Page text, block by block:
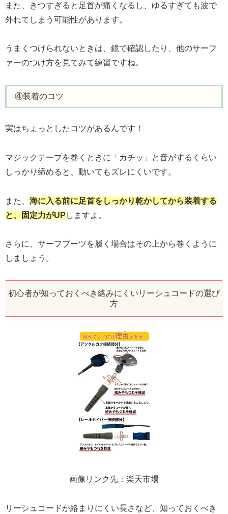
また、きつすぎると足首が痛くなるし、ゆるすぎても波で
外れてしまう可能性があります。
うまくつけられないときは、鏡で確認したり、他のサーフ
ァーのつけ方を見てみて練習ですね。
④装着のコツ
実はちょっとしたコツがあるんです！
マジックテープを巻くときに「カチッ」と音がするくらい
しっかり締めると、動いてもズレにくいです。
また、 海に入る前に足首をしっかり乾かしてから装着する
と、固定力がUP しますよ。
さらに、サーフブーツを履く場合はその上から巻くように
しましょう。
初心者が知っておくべき絡みにくいリーシュコードの選び
方
画像リンク先：楽天市場
リーシュコードが絡まりにくい長さなど、知っておくべき